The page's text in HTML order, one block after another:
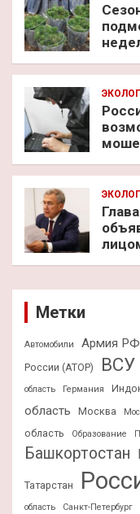
Метки
Автомобили Армия
России (АТОР)
ВСУ
область
Германия
область
Москва
область
Образование
Башкортостан
Татарстан
область
Санкт-Петербург